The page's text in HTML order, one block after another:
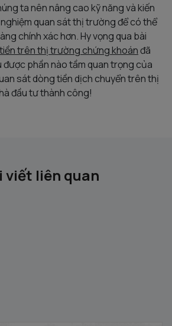
ta nên nâng cao kỹ năng và kiến
quan sát thị trường để có thể
chính xác hơn. Hy vọng qua bài
trên thị trường chứng khoánđã
được phần nào tầm quan trọng của
sát dòng tiền dịch chuyển trên thị
đầu tư thành công!
viết liên quan